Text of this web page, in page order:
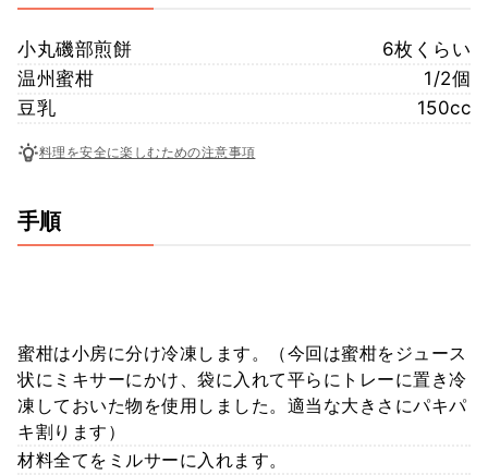
小丸磯部煎餅
6枚くらい
温州蜜柑
1/2個
豆乳
150cc
料理を安全に楽しむための注意事項
手順
蜜柑は小房に分け冷凍します。（今回は蜜柑をジュース
状にミキサーにかけ、袋に入れて平らにトレーに置き冷
凍しておいた物を使用しました。適当な大きさにパキパ
キ割ります）
材料全てをミルサーに入れます。